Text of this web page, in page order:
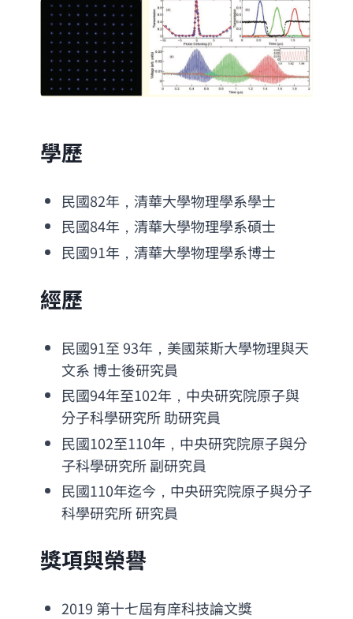
學歷
民國82年，清華大學物理學系學士
民國84年，清華大學物理學系碩士
民國91年，清華大學物理學系博士
經歷
民國91至 93年，美國萊斯大學物理與天
文系 博士後研究員
民國94年至102年，中央研究院原子與
分子科學研究所 助研究員
民國102至110年，中央研究院原子與分
子科學研究所 副研究員
民國110年迄今，中央研究院原子與分子
科學研究所 研究員
獎項與榮譽
2019 第十七屆有庠科技論文獎